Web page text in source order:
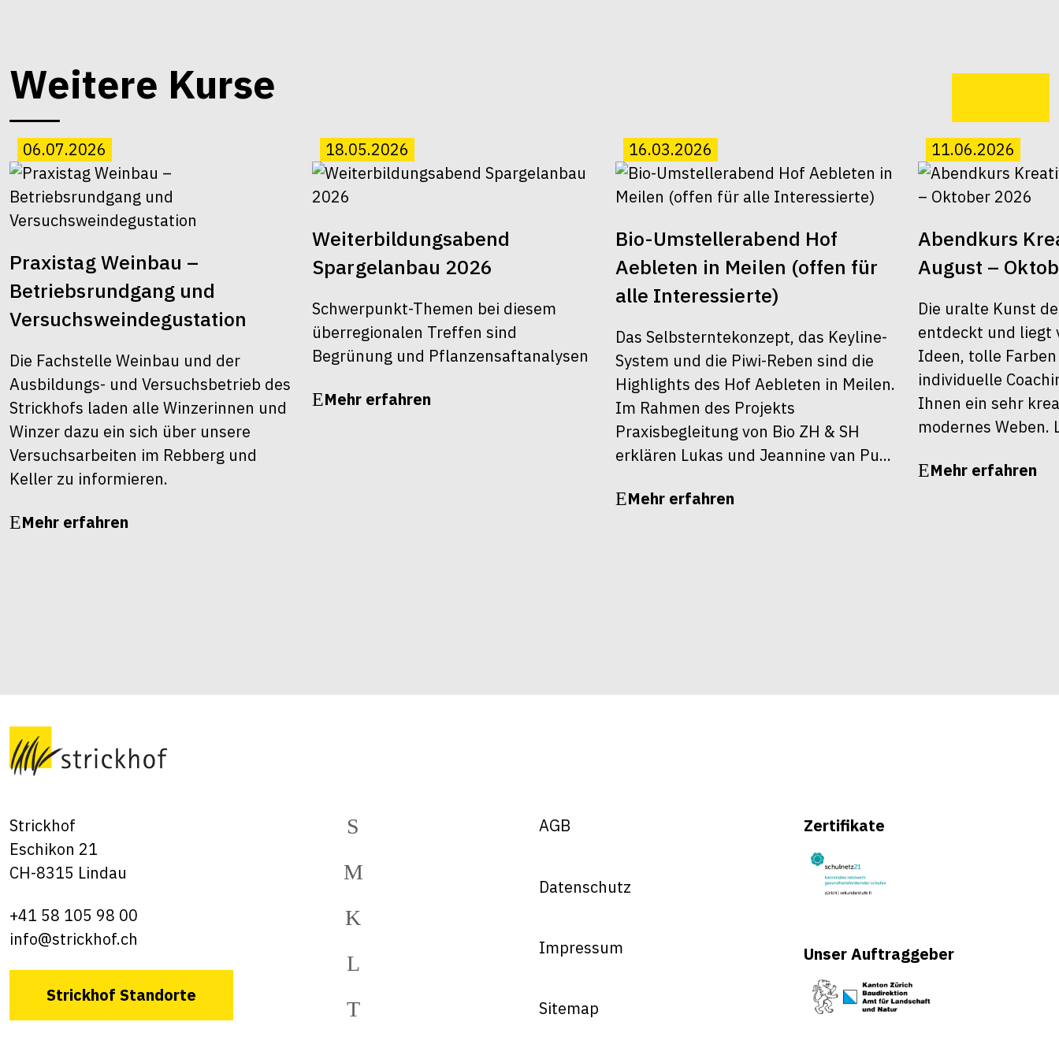
Weitere Kurse
06.07.2026
Praxistag Weinbau –
Betriebsrundgang und
Versuchsweindegustation
Die Fachstelle Weinbau und der
Ausbildungs- und Versuchsbetrieb des
Strickhofs laden alle Winzerinnen und
Winzer dazu ein sich über unsere
Versuchsarbeiten im Rebberg und
Keller zu informieren.
Mehr erfahren
18.05.2026
Weiterbildungsabend
Spargelanbau 2026
Schwerpunkt-Themen bei diesem
überregionalen Treffen sind
Begrünung und Pflanzensaftanalysen
Mehr erfahren
16.03.2026
Bio-Umstellerabend Hof
Aebleten in Meilen (offen für
alle Interessierte)
Das Selbsterntekonzept, das Keyline-
System und die Piwi-Reben sind die
Highlights des Hof Aebleten in Meilen.
Im Rahmen des Projekts
Praxisbegleitung von Bio ZH & SH
erklären Lukas und Jeannine van Pu...
Mehr erfahren
11.06.2026
Abendkurs
August –
Die uralte Kunst
entdeckt und liegt
Ideen, tolle
individuelle
Ihnen ein sehr
modernes Weben.
Mehr erfahren
Strickhof
Eschikon 21
CH-8315 Lindau
+41 58 105 98 00
info@strickhof.ch
Strickhof Standorte
AGB
Datenschutz
Impressum
Sitemap
Zertifikate
Unser Auftraggeber